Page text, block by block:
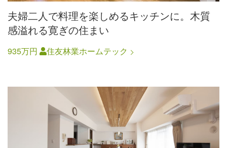
夫婦二人で料理を楽しめるキッチンに。木質
感溢れる寛ぎの住まい
935万円 住友林業ホームテック